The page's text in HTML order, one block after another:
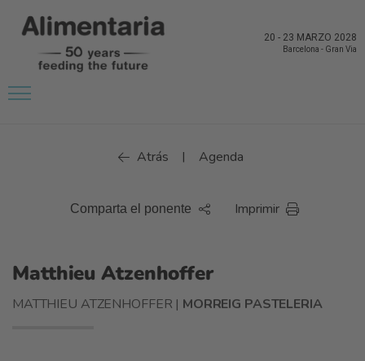
20 - 23 MARZO 2028
Barcelona - Gran Via
Atrás | Agenda
Comparta el ponente Imprimir
Matthieu Atzenhoffer
MATTHIEU ATZENHOFFER | MORREIG PASTELERIA